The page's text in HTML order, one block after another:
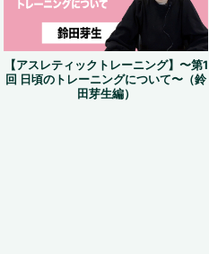
【アスレティックトレーニング】〜第1
回 日頃のトレーニングについて〜（鈴
田芽生編）